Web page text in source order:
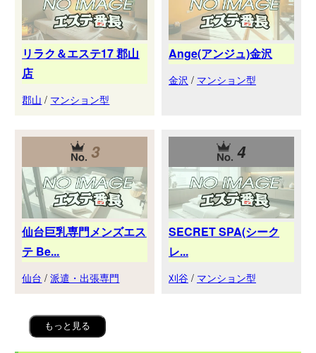
リラク＆エステ17 郡山
店
郡山 / マンション型
Ange(アンジュ)金沢
金沢 / マンション型
3
仙台巨乳専門メンズエス
テ Be...
仙台 /派遣・出張専門
4
SECRET SPA(シーク
レ...
刈谷 / マンション型
もっと見る